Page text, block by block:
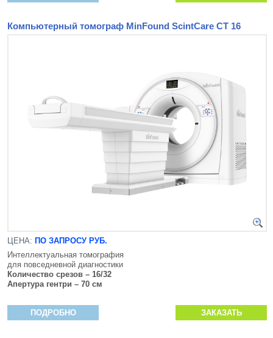
Компьютерный томограф MinFound ScintCare CT 16
ЦЕНА: ПО ЗАПРОСУ РУБ.
Интеллектуальная томография
для повседневной диагностики
Количество срезов – 16/32
Апертура гентри – 70 см
ПОДРОБНО ЗАКАЗАТЬ